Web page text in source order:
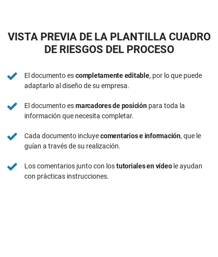
VISTA PREVIA DE LA PLANTILLA CUADRO
DE RIESGOS DEL PROCESO
El documento escompletamente editable, por lo que puede
adaptarlo al diseño de su empresa.
El documento esmarcadores de posiciónpara toda la
información que necesita completar.
Cada documento incluyecomentarios e información, que le
guían a través de su realización.
Los comentarios junto con lostutoriales en vídeole ayudan
con prácticas instrucciones.